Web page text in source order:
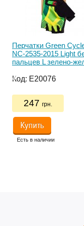
Перчатки Green
NC-2535-2015 Light
пальцев L зелено-
Код: E20076
247 грн.
Купить
Есть в наличии